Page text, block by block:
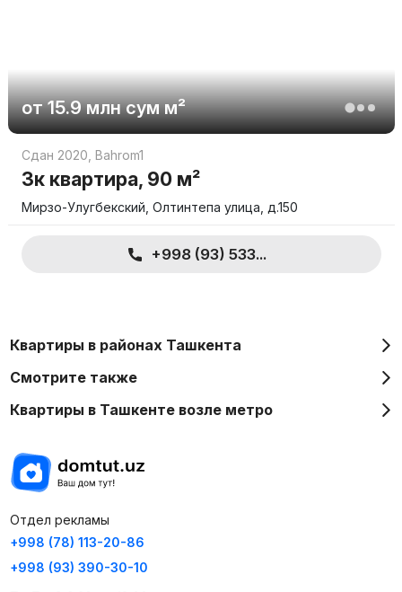
от15.9 млн сумм²
Сдан 2020 Bahrom1
3к квартира, 90 м²
Мирзо-Улугбекский, Олтинтепа улица, д.150
+998 (93) 533...
Квартиры в районах Ташкента
Смотрите также
Квартиры в Ташкенте возле метро
Отдел рекламы
+998 (78) 113-20-86
+998 (93) 390-30-10